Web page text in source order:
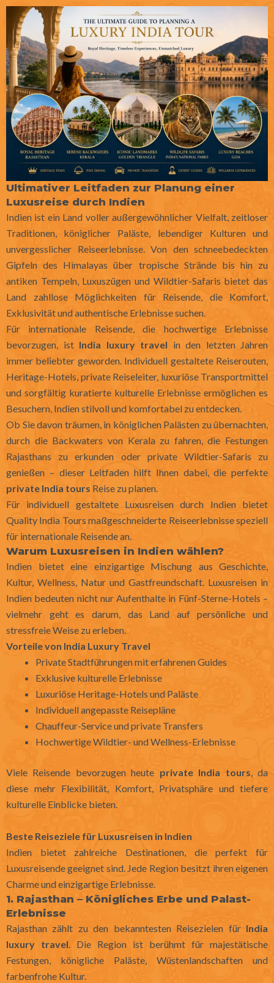
Ultimativer Leitfaden zur Planung einer
Luxusreise durch Indien
Indien ist ein Land voller außergewöhnlicher Vielfalt, zeitloser
Traditionen, königlicher Paläste, lebendiger Kulturen und
unvergesslicher Reiseerlebnisse. Von den schneebedeckten
Gipfeln des Himalayas über tropische Strände bis hin zu
antiken Tempeln, Luxuszügen und Wildtier-Safaris bietet das
Land zahllose Möglichkeiten für Reisende, die Komfort,
Exklusivität und authentische Erlebnisse suchen.
Für internationale Reisende, die hochwertige Erlebnisse
bevorzugen, ist India luxury travel in den letzten Jahren
immer beliebter geworden. Individuell gestaltete Reiserouten,
Heritage-Hotels, private Reiseleiter, luxuriöse Transportmittel
und sorgfältig kuratierte kulturelle Erlebnisse ermöglichen es
Besuchern, Indien stilvoll und komfortabel zu entdecken.
Ob Sie davon träumen, in königlichen Palästen zu übernachten,
durch die Backwaters von Kerala zu fahren, die Festungen
Rajasthans zu erkunden oder private Wildtier-Safaris zu
genießen – dieser Leitfaden hilft Ihnen dabei, die perfekte
private India tours Reise zu planen.
Für individuell gestaltete Luxusreisen durch Indien bietet
Quality India Tours maßgeschneiderte Reiseerlebnisse speziell
für internationale Reisende an.
Warum Luxusreisen in Indien wählen?
Indien bietet eine einzigartige Mischung aus Geschichte,
Kultur, Wellness, Natur und Gastfreundschaft. Luxusreisen in
Indien bedeuten nicht nur Aufenthalte in Fünf-Sterne-Hotels –
vielmehr geht es darum, das Land auf persönliche und
stressfreie Weise zu erleben.
Vorteile von India Luxury Travel
Private Stadtführungen mit erfahrenen Guides
Exklusive kulturelle Erlebnisse
Luxuriöse Heritage-Hotels und Paläste
Individuell angepasste Reisepläne
Chauffeur-Service und private Transfers
Hochwertige Wildtier- und Wellness-Erlebnisse
Viele Reisende bevorzugen heute private India tours, da
diese mehr Flexibilität, Komfort, Privatsphäre und tiefere
kulturelle Einblicke bieten.
Beste Reiseziele für Luxusreisen in Indien
Indien bietet zahlreiche Destinationen, die perfekt für
Luxusreisende geeignet sind. Jede Region besitzt ihren eigenen
Charme und einzigartige Erlebnisse.
1. Rajasthan – Königliches Erbe und Palast-
Erlebnisse
Rajasthan zählt zu den bekanntesten Reisezielen für India
luxury travel. Die Region ist berühmt für majestätische
Festungen, königliche Paläste, Wüstenlandschaften und
farbenfrohe Kultur.